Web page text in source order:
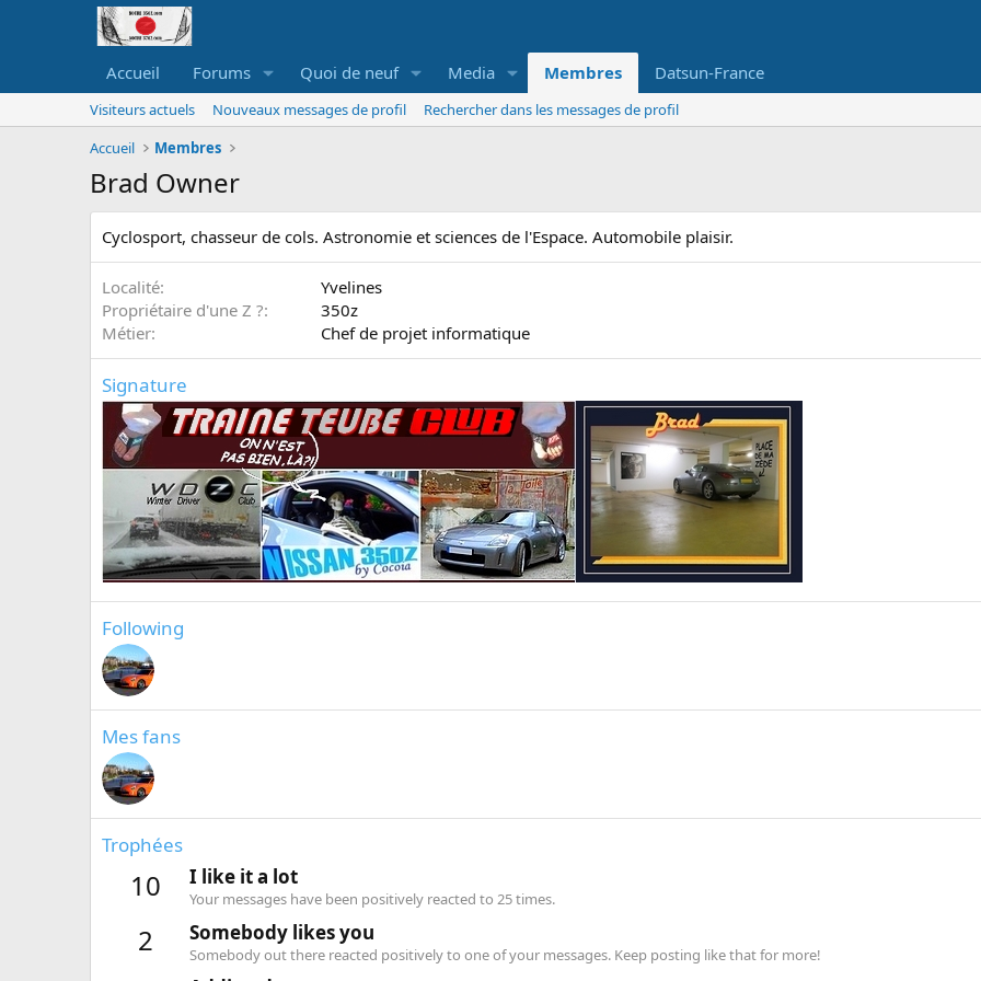
Accueil Forums Quoi de neuf Media Membres Datsun-France
Visiteurs actuels Nouveaux messages de profil
Rechercher dans les messages de profil
Accueil
Membres
Brad Owner
Cyclosport, chasseur de cols. Astronomie et sciences de l'Espace. Automobile plaisir.
Localité
Yvelines
Propriétaire d'une Z ?
350z
Métier
Chef de projet informatique
Signature
Following
Mes fans
Trophées
10 I like it a lot
Your messages have been positively reacted to 25 times.
2 Somebody likes you
Somebody out there reacted positively to one of your messages. Keep posting like that for more!